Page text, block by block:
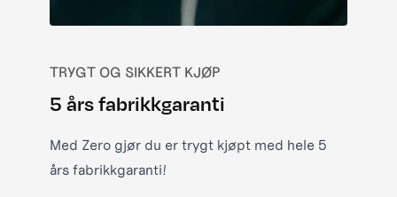
TRYGT OG SIKKERT KJØP
5 års fabrikkgaranti
Med Zero gjør du er trygt kjøpt med hele 5
års fabrikkgaranti!